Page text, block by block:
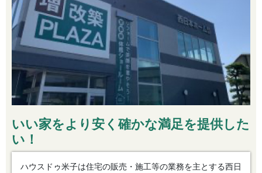
いい家をより安く確かな満足を提供した
い！
ハウスドゥ米子は住宅の販売・施工等の業務を主とする西日